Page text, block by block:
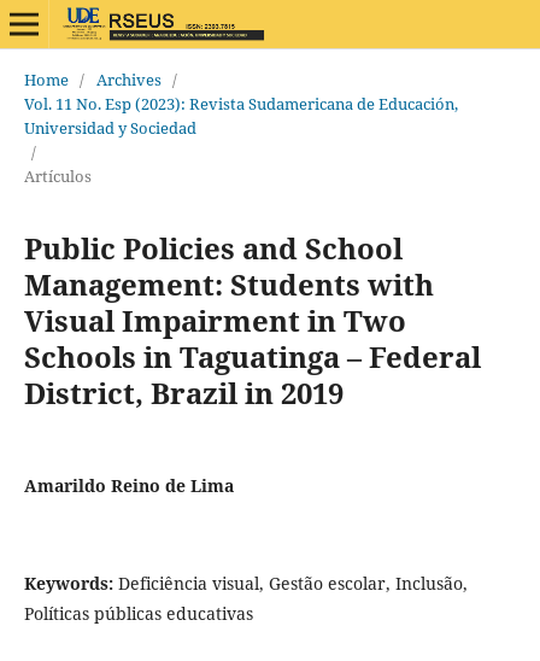
Home / Archives /
Vol. 11 No. Esp (2023): Revista Sudamericana de Educación,
Universidad y Sociedad
/
Artículos
Public Policies and School
Management: Students with
Visual Impairment in Two
Schools in Taguatinga – Federal
District, Brazil in 2019
Amarildo Reino de Lima
Keywords: Deficiência visual, Gestão escolar, Inclusão,
Políticas públicas educativas